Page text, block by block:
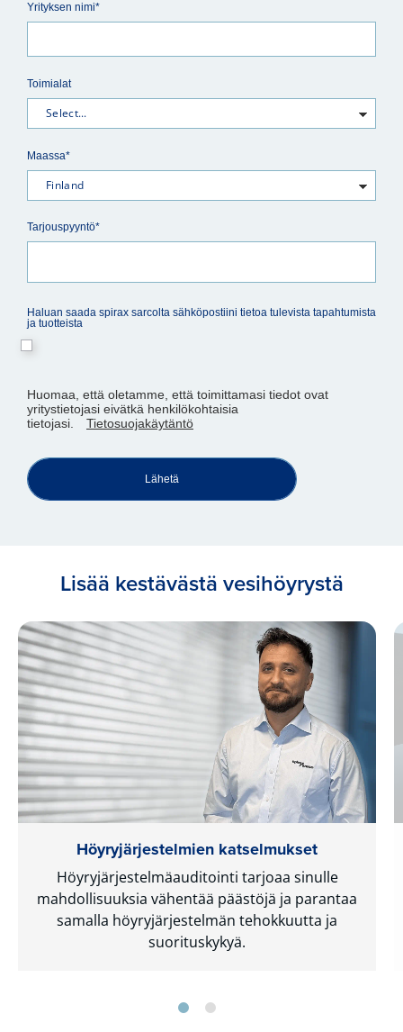
Yrityksen nimi*
Toimialat
Maassa*
Tarjouspyyntö*
Haluan saada spirax sarcolta sähköpostiini tietoa tulevista tapahtumista
ja tuotteista
Huomaa, että oletamme, että toimittamasi tiedot ovat
yritystietojasi eivätkä henkilökohtaisia
tietojasi.
Tietosuojakäytäntö
Lähetä
Lisää kestävästä vesihöyrystä
Höyryjärjestelmien katselmukset
Höyryjärjestelmäauditointi tarjoaa sinulle
mahdollisuuksia vähentää päästöjä ja parantaa
samalla höyryjärjestelmän tehokkuutta ja
suorituskykyä.